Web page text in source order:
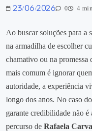
23/06/2026
0 4
Ao buscar soluções para a
na armadilha de escolher
chamativo ou na promessa
mais comum é ignorar
autoridade, a experiência
longo dos anos. No caso do
garante credibilidade não
percurso de Rafaela